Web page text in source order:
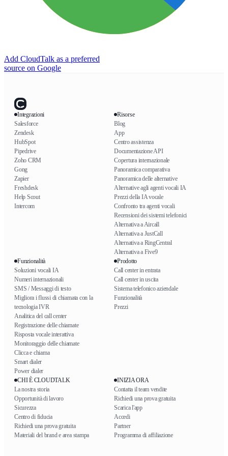
Add CloudTalk as a preferred
source on Google
Integrazioni
Salesforce
Zendesk
HubSpot
Pipedrive
Zoho CRM
Gong
Zapier
Freshdesk
Help Scout
Intercom
Risorse
Blog
App
Centro assistenza
Documentazione API
Copertura internazionale
Panoramica comparativa
Panoramica delle alternative
Alternative agli agenti vocali IA
Prezzi della IA vocale
Confronto tra agenti vocali
Recensioni dei sistemi telefonici
Alternativa a Aircall
Alternativa a JustCall
Alternativa a RingCentral
Alternativa a Five9
Funzionalità
Soluzioni vocali IA
Numeri internazionali
SMS / Messaggi di testo
Migliora i flussi di chiamata con la
tecnologia IVR
Analitica del call center
Registrazione delle chiamate
Risposta vocale interattiva
Monitoraggio delle chiamate
Clicca e chiama
Smart dialer
Power dialer
Prodotto
Call center in entrata
Call center in uscita
Sistema telefonico aziendale
Funzionalità
Prezzi
CHI È CLOUDTALK
La nostra storia
Opportunità di lavoro
Sicurezza
Centro di fiducia
Richiedi una prova gratuita
Materiali del brand e area stampa
INIZIA ORA
Contatta il team vendite
Richiedi una prova gratuita
Scarica l'app
Accedi
Partner
Programma di affiliazione